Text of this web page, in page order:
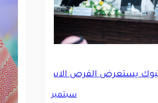
يستعرض الفرص الاستثمارية أمام
سبتمبر